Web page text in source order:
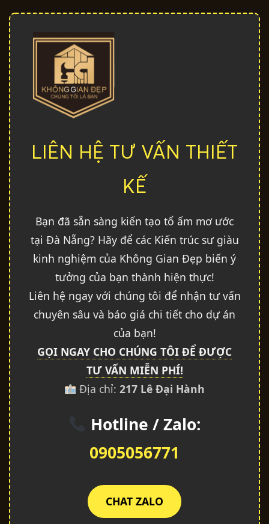
LIÊN HỆ TƯ VẤN THIẾT
KẾ
Bạn đã sẵn sàng kiến tạo tổ ấm mơ ước
tại Đà Nẵng? Hãy để các Kiến trúc sư giàu
kinh nghiệm của Không Gian Đẹp biến ý
tưởng của bạn thành hiện thực!
Liên hệ ngay với chúng tôi để nhận tư vấn
chuyên sâu và báo giá chi tiết cho dự án
của bạn!
GỌI NGAY CHO CHÚNG TÔI ĐỂ ĐƯỢC
TƯ VẤN MIỄN PHÍ!
Địa chỉ:217 Lê Đại Hành
Hotline / Zalo:
0905056771
CHAT ZALO